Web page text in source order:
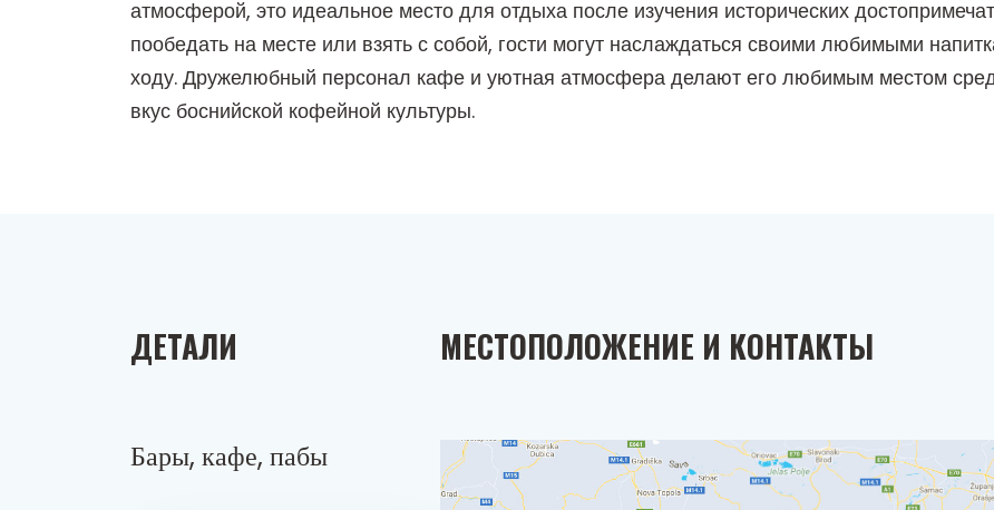
атмосферой, это идеальное место для отдыха после изучения исторических
пообедать на месте или взять с собой, гости могут наслаждаться своими любимыми
ходу. Дружелюбный персонал кафе и уютная атмосфера делают его любимым местом
вкус боснийской кофейной культуры.
ДЕТАЛИ
Бары, кафе, пабы
МЕСТОПОЛОЖЕНИЕ И КОНТАКТЫ